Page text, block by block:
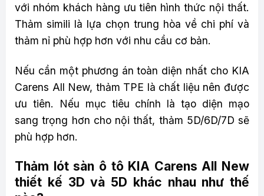
với nhóm khách hàng ưu tiên hình thức nội thất.
Thảm simili là lựa chọn trung hòa về chi phí và
thảm nỉ phù hợp hơn với nhu cầu cơ bản.
Nếu cần một phương án toàn diện nhất cho KIA
Carens All New, thảm TPE là chất liệu nên được
ưu tiên. Nếu mục tiêu chính là tạo diện mạo
sang trọng hơn cho nội thất, thảm 5D/6D/7D sẽ
phù hợp hơn.
Thảm lót sàn ô tô KIA Carens All New
thiết kế 3D và 5D khác nhau như thế